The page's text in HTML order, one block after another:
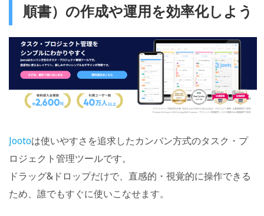
順書）の作成や運用を効率化しよう
Jootoは使いやすさを追求したカンバン方式のタスク・プ
ロジェクト管理ツールです。
ドラッグ&ドロップだけで、直感的・視覚的に操作できる
ため、誰でもすぐに使いこなせます。